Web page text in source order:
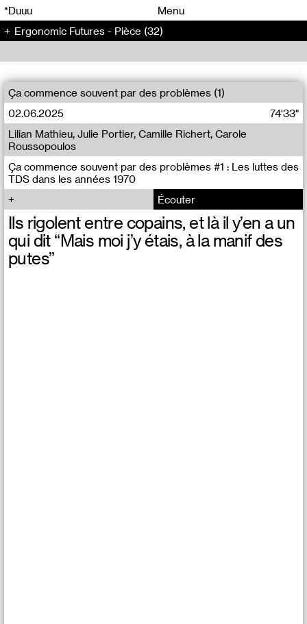
*Duuu
Menu
Ergonomic Futures - Pièce (32)
Ça commence souvent par des problèmes (1)
02.06.2025
74'33"
Ça commence souvent par des problèmes #1 : Les luttes des
TDS dans les années 1970
Lilian Mathieu, Julie Portier, Camille Richert, Carole
Roussopoulos
Écouter
Ils rigolent entre copains, et là il y’en a un
qui dit “Mais moi j’y étais, à la manif des
putes”
00 00
00 00